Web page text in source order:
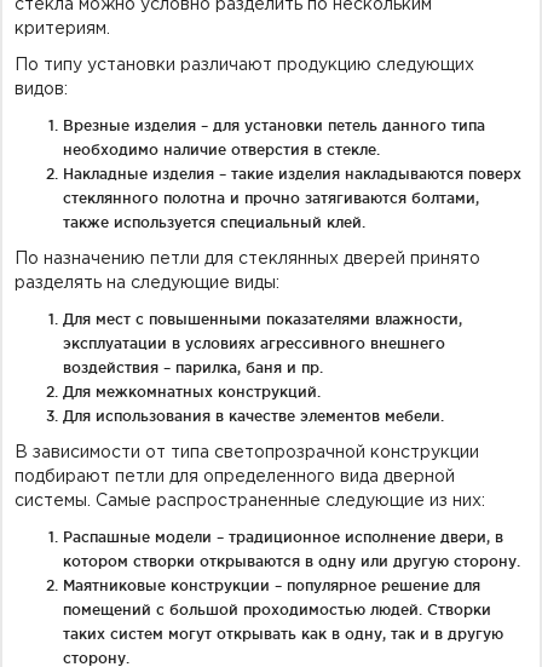
стекла можно условно разделить по нескольким
критериям.
По типу установки различают продукцию следующих
видов:
Врезные изделия – для установки петель данного типа
необходимо наличие отверстия в стекле.
Накладные изделия – такие изделия накладываются поверх
стеклянного полотна и прочно затягиваются болтами,
также используется специальный клей.
По назначению петли для стеклянных дверей принято
разделять на следующие виды:
Для мест с повышенными показателями влажности,
эксплуатации в условиях агрессивного внешнего
воздействия – парилка, баня и пр.
Для межкомнатных конструкций.
Для использования в качестве элементов мебели.
В зависимости от типа светопрозрачной конструкции
подбирают петли для определенного вида дверной
системы. Самые распространенные следующие из них:
Распашные модели – традиционное исполнение двери, в
котором створки открываются в одну или другую сторону.
Маятниковые конструкции – популярное решение для
помещений с большой проходимостью людей. Створки
таких систем могут открывать как в одну, так и в другую
сторону.